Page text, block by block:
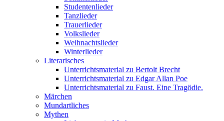
Studentenlieder
Tanzlieder
Trauerlieder
Volkslieder
Weihnachtslieder
Winterlieder
Literarisches
Unterrichtsmaterial zu Bertolt Brecht
Unterrichtsmaterial zu Edgar Allan Poe
Unterrichtsmaterial zu Faust. Eine Tragödie.
Märchen
Mundartliches
Mythen